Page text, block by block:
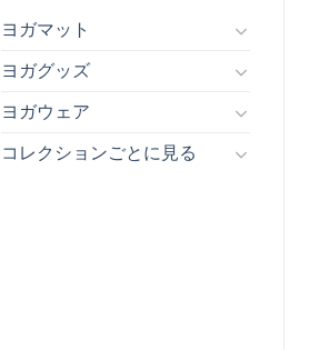
ヨガマット
ヨガグッズ
ヨガウェア
コレクションごとに見る